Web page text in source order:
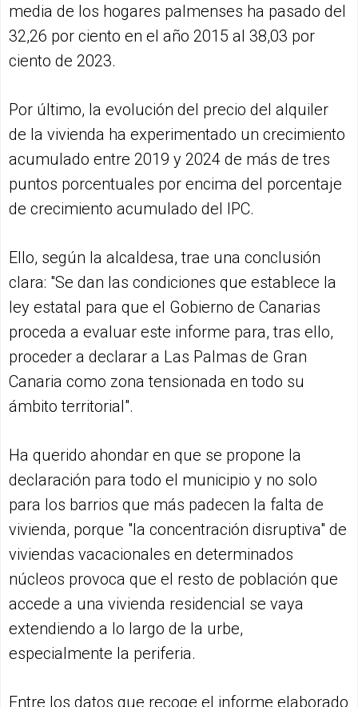
media de los hogares palmenses ha pasado del
32,26 por ciento en el año 2015 al 38,03 por
ciento de 2023.
Por último, la evolución del precio del alquiler
de la vivienda ha experimentado un crecimiento
acumulado entre 2019 y 2024 de más de tres
puntos porcentuales por encima del porcentaje
de crecimiento acumulado del IPC.
Ello, según la alcaldesa, trae una conclusión
clara: "Se dan las condiciones que establece la
ley estatal para que el Gobierno de Canarias
proceda a evaluar este informe para, tras ello,
proceder a declarar a Las Palmas de Gran
Canaria como zona tensionada en todo su
ámbito territorial".
Ha querido ahondar en que se propone la
declaración para todo el municipio y no solo
para los barrios que más padecen la falta de
vivienda, porque "la concentración disruptiva" de
viviendas vacacionales en determinados
núcleos provoca que el resto de población que
accede a una vivienda residencial se vaya
extendiendo a lo largo de la urbe,
especialmente la periferia.
Entre los datos que recoge el informe elaborado